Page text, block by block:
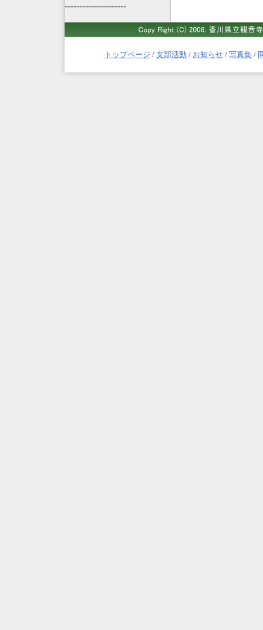
---------------------
トップページ / 支部活動 / お知らせ / 写真集 /